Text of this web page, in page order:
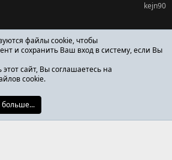
kejn90
файлы cookie, чтобы
и сохранить Ваш вход в систему, если Вы
сайт, Вы соглашаетесь на
cookie.
больше...